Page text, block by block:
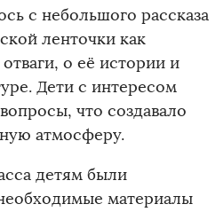
с небольшого рассказа
ленточки как
о её истории и
Дети с интересом
что создавало
атмосферу.
детям были
материалы